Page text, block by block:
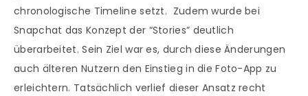
chronologische Timeline setzt. Zudem wurde bei
Snapchat das Konzept der “Stories” deutlich
überarbeitet. Sein Ziel war es, durch diese Änderungen
auch älteren Nutzern den Einstieg in die Foto-App zu
erleichtern. Tatsächlich verlief dieser Ansatz recht